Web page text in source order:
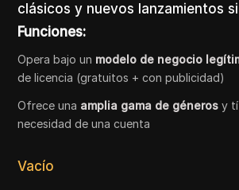
clásicos y nuevos lanzamientos
Funciones:
Opera bajo un modelo de negocio
de licencia (gratuitos + con publicidad)
Ofrece una amplia gama de géneros y
necesidad de una cuenta
Vacío